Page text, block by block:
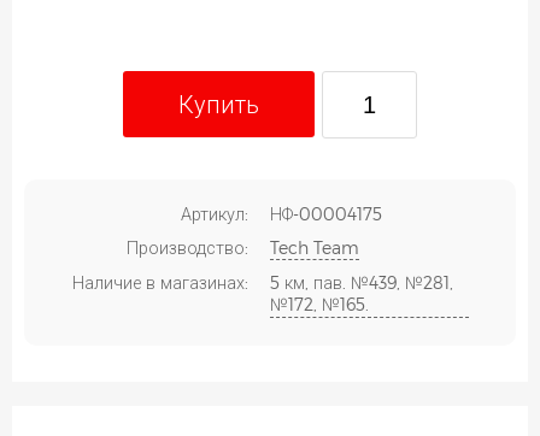
Купить
Артикул:
НФ-00004175
Производство:
Tech Team
Наличие в магазинах:
5 км, пав. №439, №281,
№172, №165.